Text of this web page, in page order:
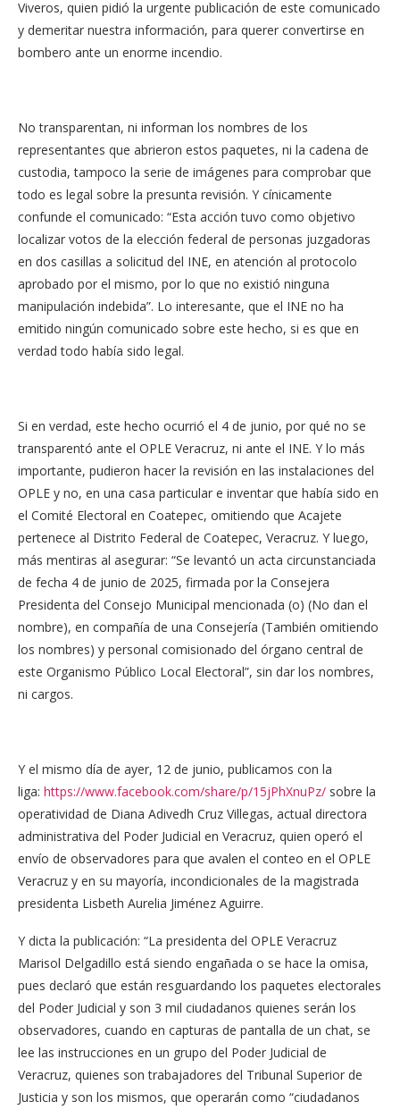
Viveros, quien pidió la urgente publicación de este comunicado
y demeritar nuestra información, para querer convertirse en
bombero ante un enorme incendio.
No transparentan, ni informan los nombres de los
representantes que abrieron estos paquetes, ni la cadena de
custodia, tampoco la serie de imágenes para comprobar que
todo es legal sobre la presunta revisión. Y cínicamente
confunde el comunicado: “Esta acción tuvo como objetivo
localizar votos de la elección federal de personas juzgadoras
en dos casillas a solicitud del INE, en atención al protocolo
aprobado por el mismo, por lo que no existió ninguna
manipulación indebida”. Lo interesante, que el INE no ha
emitido ningún comunicado sobre este hecho, si es que en
verdad todo había sido legal.
Si en verdad, este hecho ocurrió el 4 de junio, por qué no se
transparentó ante el OPLE Veracruz, ni ante el INE. Y lo más
importante, pudieron hacer la revisión en las instalaciones del
OPLE y no, en una casa particular e inventar que había sido en
el Comité Electoral en Coatepec, omitiendo que Acajete
pertenece al Distrito Federal de Coatepec, Veracruz. Y luego,
más mentiras al asegurar: “Se levantó un acta circunstanciada
de fecha 4 de junio de 2025, firmada por la Consejera
Presidenta del Consejo Municipal mencionada (o) (No dan el
nombre), en compañía de una Consejería (También omitiendo
los nombres) y personal comisionado del órgano central de
este Organismo Público Local Electoral”, sin dar los nombres,
ni cargos.
Y el mismo día de ayer, 12 de junio, publicamos con la
liga: https://www.facebook.com/share/p/15jPhXnuPz/ sobre la
operatividad de Diana Adivedh Cruz Villegas, actual directora
administrativa del Poder Judicial en Veracruz, quien operó el
envío de observadores para que avalen el conteo en el OPLE
Veracruz y en su mayoría, incondicionales de la magistrada
presidenta Lisbeth Aurelia Jiménez Aguirre.
Y dicta la publicación: “La presidenta del OPLE Veracruz
Marisol Delgadillo está siendo engañada o se hace la omisa,
pues declaró que están resguardando los paquetes electorales
del Poder Judicial y son 3 mil ciudadanos quienes serán los
observadores, cuando en capturas de pantalla de un chat, se
lee las instrucciones en un grupo del Poder Judicial de
Veracruz, quienes son trabajadores del Tribunal Superior de
Justicia y son los mismos, que operarán como “ciudadanos